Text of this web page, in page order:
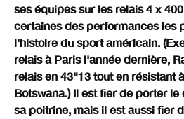
ses équipes sur les relais 4 x
certaines des performances les
l'histoire du sport américain.
relais à Paris l'année dernière,
relais en 43"13 tout en résistant
Botswana.) Il est fier de porter
sa poitrine, mais il est aussi fier